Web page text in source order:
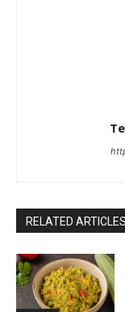
RELATED ARTICLES